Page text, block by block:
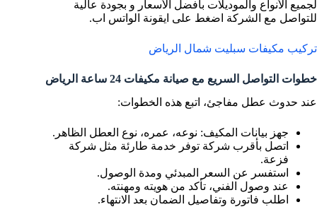
لجميع الأنواع والموديلات بأفضل الأسعار و بجودة عالية
للتواصل مع الشركة اضغط على ايقونة الواتس اب.
تركيب مكيفات سبليت شمال الرياض
خطوات التواصل السريع مع صيانة مكيفات 24 ساعة الرياض
عند حدوث عطل مفاجئ، اتبع هذه الخطوات:
جهز بيانات المكيف: نوعه، عمره، نوع العطل الظاهر.
اتصل بأقرب شركة توفر خدمة طارئة مثل شركة
فزعة.
استفسر عن السعر المبدئي ومدة الوصول.
عند وصول الفني، تأكد من هويته ومهنته.
اطلب فاتورة وتفاصيل الضمان بعد الانتهاء.